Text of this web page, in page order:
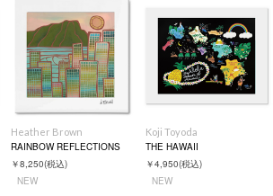
Heather Brown
RAINBOW REFLECTIONS
￥8,250(税込)
NEW
Koji Toyoda
THE HAWAII
￥4,950(税込)
NEW